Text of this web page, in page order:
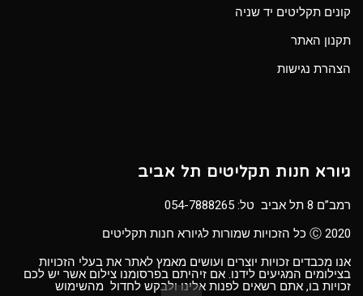
קונים תקליטים יד שניה
תקנון האתר
הצהרת נגישות
גיורא חנות תקליטים תל אביב
רמב”ם 8 תל אביב טל:
054-7888265
Ⓒ 2020 כל הזכויות שמורות לגיורא חנות תקליטים
אנו מכבדים זכויות יוצרים ועושים מאמץ לאתר את בעלי הזכויות
בצילומים המגיעים לידנו. אם זיהיתם בפרסומנו צילום אשר יש לכם
זכויות בו, אתם רשאים לפנות אלינו ולבקש לחדול מהשימוש